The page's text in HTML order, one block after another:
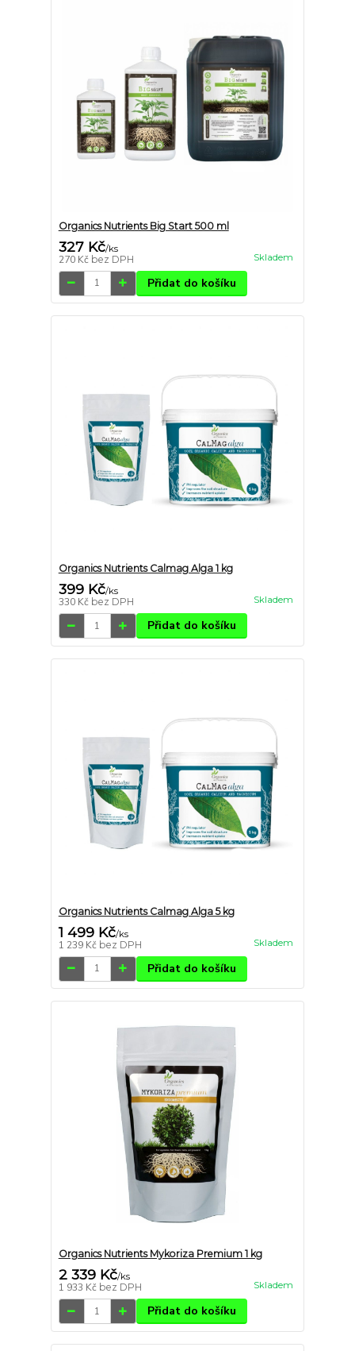
Organics Nutrients Big Start 500 ml
327 Kč/ks
270 Kč bez DPH Skladem
Přidat do košíku
Organics Nutrients Calmag Alga 1 kg
399 Kč/ks
330 Kč bez DPH Skladem
Přidat do košíku
Organics Nutrients Calmag Alga 5 kg
1 499 Kč/ks
1 239 Kč bez DPH Skladem
Přidat do košíku
Organics Nutrients Mykoriza Premium 1 kg
2 339 Kč/ks
1 933 Kč bez DPH Skladem
Přidat do košíku